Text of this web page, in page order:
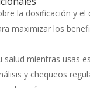
la dosificación y el
maximizar los
salud mientras usas
y chequeos